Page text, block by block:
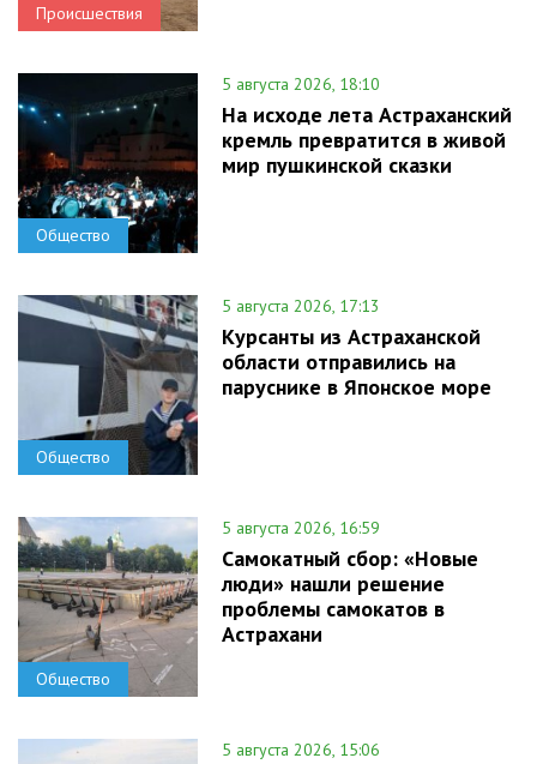
Происшествия
Общество
5 августа 2026, 18:10
На исходе лета Астраханский
кремль превратится в живой
мир пушкинской сказки
Общество
5 августа 2026, 17:13
Курсанты из Астраханской
области отправились на
паруснике в Японское море
Общество
5 августа 2026, 16:59
Самокатный сбор: «Новые
люди» нашли решение
проблемы самокатов в
Астрахани
5 августа 2026, 15:06